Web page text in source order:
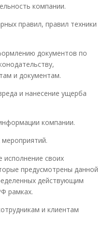
компании.
правил, правил техники
документов по
и документам.
и нанесение ущерба
компании.
исполнение своих
предусмотрены данной
действующим
рамках.
и клиентам